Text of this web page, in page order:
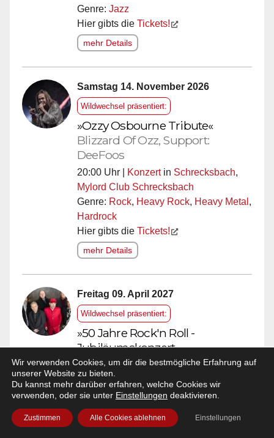
Genre: Jazz
Hier gibts die Tickets!
mehr Details
Samstag 14. November 2026
Wildwechsel präsentiert:
»Ozzy Osbourne Tribute«
Blizzard Of Ozz, Support:
DeeFoos
20:00 Uhr | Konzertin Schrecksbach,
Mylord Club Schrecksbach
Genre: Rock, Heavy Rock, Heavy Metal ,
Hardrock
Hier gibts die Tickets!
mehr Details
Freitag 09. April 2027
Wildwechsel präsentiert:
»50 Jahre Rock'n Roll -
Jubiläumskonzert«
Spider Murphy Gang
20:00 Uhr | Konzert in Kassel
Stadthalle Kassel / Kongress Palais
Kassel
Genre:Deutsch,Rock'n'Roll,Pop,NDW
Wir verwenden Cookies, um dir die bestmögliche Erfahrung auf
unserer Website zu bieten.
Du kannst mehr darüber erfahren, welche Cookies wir
verwenden, oder sie unter Einstellungen deaktivieren.
Zustimmen Alle Cookies ablehnen Einstellungen